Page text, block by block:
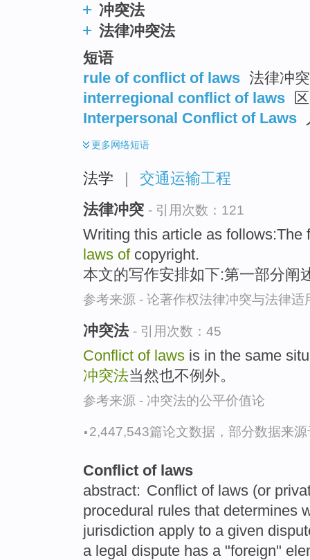
冲突法
法律冲突法
短语
rule of conflict of laws 法律冲
interregional conflict of laws
Interpersonal Conflict of Laws
更多网络短语
法学 |
交通运输工程
法律冲突 - 引用次数：121
Writing this article as
laws ofcopyright.
本文的写作安排如下:第一部分阐
参考来源 - 论著作权法律冲突与法律适
冲突法 - 引用次数：45
Conflict of laws is in the same
冲突法当然也不例外。
参考来源 - 冲突法的公平价值论
·2,447,543篇论文数据，部分数据来
Conflict of laws
abstract: Conflict of laws (or
procedural rules that determines
jurisdiction apply to a given
a legal dispute has a "foreign"